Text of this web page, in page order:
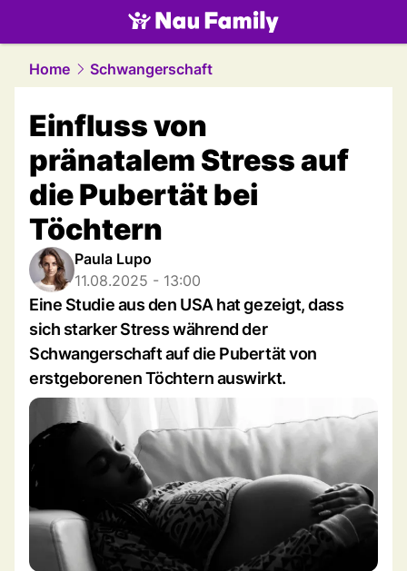
family.NAU.ch
Home Schwangerschaft
Einfluss von
pränatalem Stress auf
die Pubertät bei
Töchtern
Paula Lupo
11.08.2025 - 13:00
Eine Studie aus den USA hat gezeigt, dass
sich starker Stress während der
Schwangerschaft auf die Pubertät von
erstgeborenen Töchtern auswirkt.